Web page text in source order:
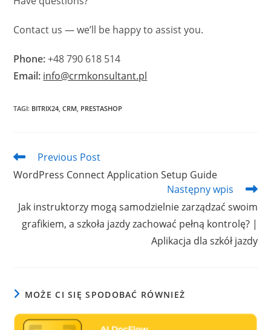
Contact us — we’ll be happy to assist you.
Phone:+48 790 618 514
Email: info@crmkonsultant.pl
TAGI: BITRIX24 CRM PRESTASHOP
Read
articles
Previous Post
WordPress Connect Application Setup Guide
Następny wpis
Jak instruktorzy mogą samodzielnie zarządzać swoim
grafikiem, a szkoła jazdy zachować pełną kontrolę? |
Aplikacja dla szkół jazdy
MOŻE CI SIĘ SPODOBAĆ RÓWNIEŻ